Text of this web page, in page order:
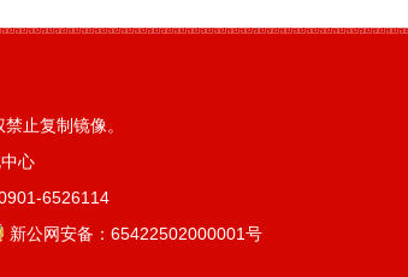
止复制镜像。
心
6526114
新公网安备： 65422502000001号